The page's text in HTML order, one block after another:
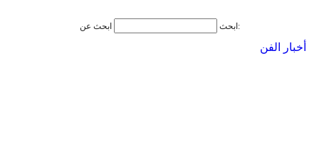
ابحث ابحث عن:
أخبار الفن